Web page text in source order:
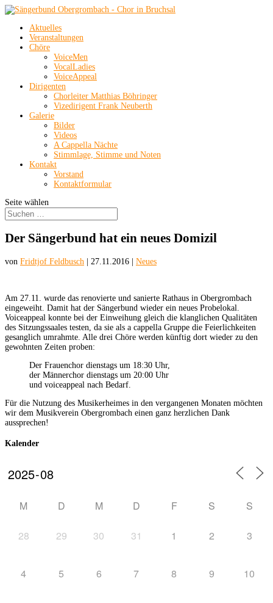
Aktuelles
Veranstaltungen
Chöre
VoiceMen
VocalLadies
VoiceAppeal
Dirigenten
Chorleiter Matthias Böhringer
Vizedirigent Frank Neuberth
Galerie
Bilder
Videos
A Cappella Nächte
Stimmlage, Stimme und Noten
Kontakt
Vorstand
Kontaktformular
Seite wählen
Der Sängerbund hat ein neues Domizil
von Fridtjof Feldbusch 27.11.2016 Neues
Am 27.11. wurde das renovierte und sanierte Rathaus in Obergrombach
eingeweiht. Damit hat der Sängerbund wieder ein neues Probelokal.
Voiceappeal konnte bei der Einweihung gleich die klanglichen Qualitäten
des Sitzungssaales testen, da sie als a cappella Gruppe die Feierlichkeiten
gesanglich umrahmte. Alle drei Chöre werden künftig dort wieder zu den
gewohnten Zeiten proben:
Der Frauenchor dienstags um 18:30 Uhr,
der Männerchor dienstags um 20:00 Uhr
und voiceappeal nach Bedarf.
Für die Nutzung des Musikerheimes in den vergangenen Monaten möchten
wir dem Musikverein Obergrombach einen ganz herzlichen Dank
aussprechen!
Kalender
M D M D F S S
28 29 30 31 1 2 3
4 5 6 7 8 9 10